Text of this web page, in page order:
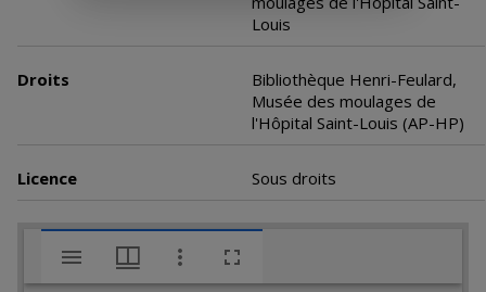
Louis
Droits
Bibliothèque Henri-Feulard,
Musée des moulages de
l'Hôpital Saint-Louis (AP-HP)
Licence Sous droits
V
Lymphangioma tuberosum multiplex